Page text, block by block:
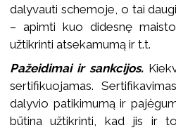
dalyvauti schemoje, o tai
– apimti kuo didesnę
užtikrinti atsekamumą ir t.t.
Pažeidimai ir sankcijos.
sertifikuojamas.
dalyvio patikimumą ir
būtina užtikrinti, kad jis ir